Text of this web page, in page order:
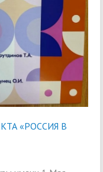
«РОССИЯ В